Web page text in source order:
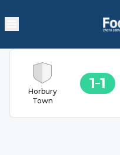
Horbury
Town
1 1